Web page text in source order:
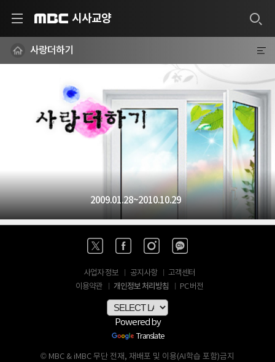
시사교양
사랑더하기
2009.01.28~2010.10.29
사업자 정보 공지사항
고객센터
이용약관
개인정보 처리방침 PC 버전
Powered by
Translate
© MBC & iMBC 무단 전재, 재배포 및 이용(AI학습 포함)금지